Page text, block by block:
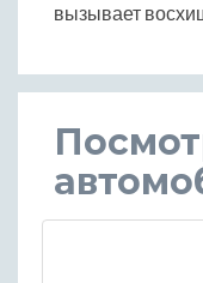
вызывает